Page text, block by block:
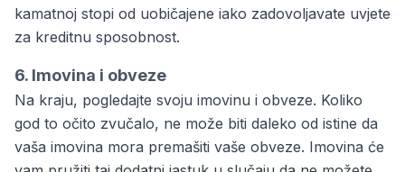
kamatnoj stopi od uobičajene iako zadovoljavate uvjete
za kreditnu sposobnost.
6. Imovina i obveze
Na kraju, pogledajte svoju imovinu i obveze. Koliko
god to očito zvučalo, ne može biti daleko od istine da
vaša imovina mora premašiti vaše obveze. Imovina će